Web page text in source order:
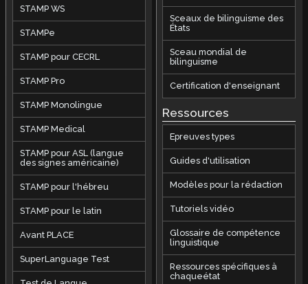
STAMP WS
STAMPe
STAMP pour CECRL
STAMP Pro
STAMP Monolingue
STAMP Medical
STAMP pour ASL (langue
des signes américaine)
STAMP pour l'hébreu
STAMP pour le latin
Avant PLACE
SuperLanguage Test
Sceaux de bilinguisme des
États
Sceau mondial de
bilinguisme
Certification d'enseignant
Ressources
Epreuves types
Guides d'utilisation
Modèles pour la rédaction
Tutoriels vidéo
Glossaire de compétence
linguistique
Ressources spécifiques à
chaqueétat